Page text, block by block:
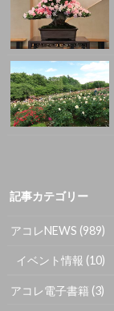
記事カテゴリー
アコレNEWS (989)
イベント情報 (10)
アコレ電子書籍 (3)